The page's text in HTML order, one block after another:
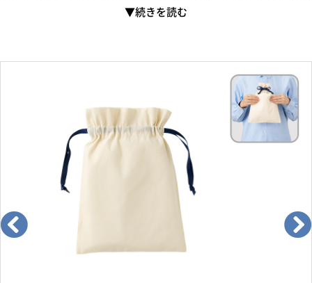
単色印刷からフルカラー印刷まで対応可能で、化粧品ブランド
アパレルブランドのノベルティなどにもご提案いただけます。